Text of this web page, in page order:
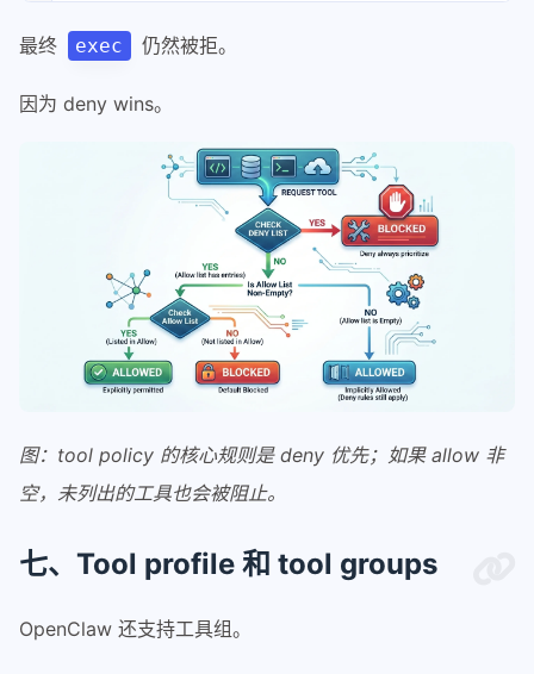
最终 exec 仍然被拒。
因为 deny wins。
图：tool policy 的核心规则是 deny 优先；如果 allow 非
空，未列出的工具也会被阻止。
七、Tool profile 和 tool groups
OpenClaw 还支持工具组。